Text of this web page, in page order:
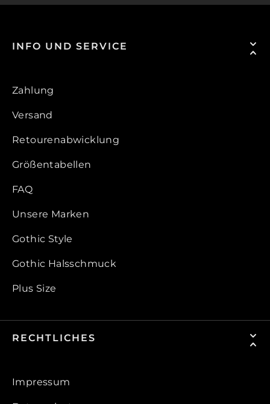
INFO UND SERVICE
Zahlung
Versand
Retourenabwicklung
Größentabellen
FAQ
Unsere Marken
Gothic Style
Gothic Halsschmuck
Plus Size
RECHTLICHES
Impressum